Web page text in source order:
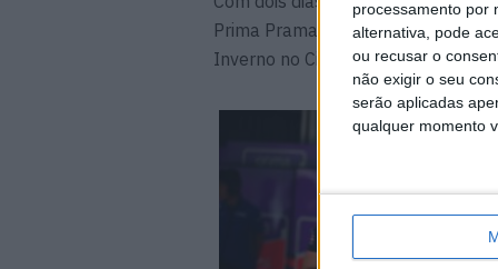
processamento por
alternativa, pode
ou recusar o
não exigir o seu
serão aplicadas
qualquer momento
Prima Pramac Yamaha MotoGP
Inverno no Circuito Internacional